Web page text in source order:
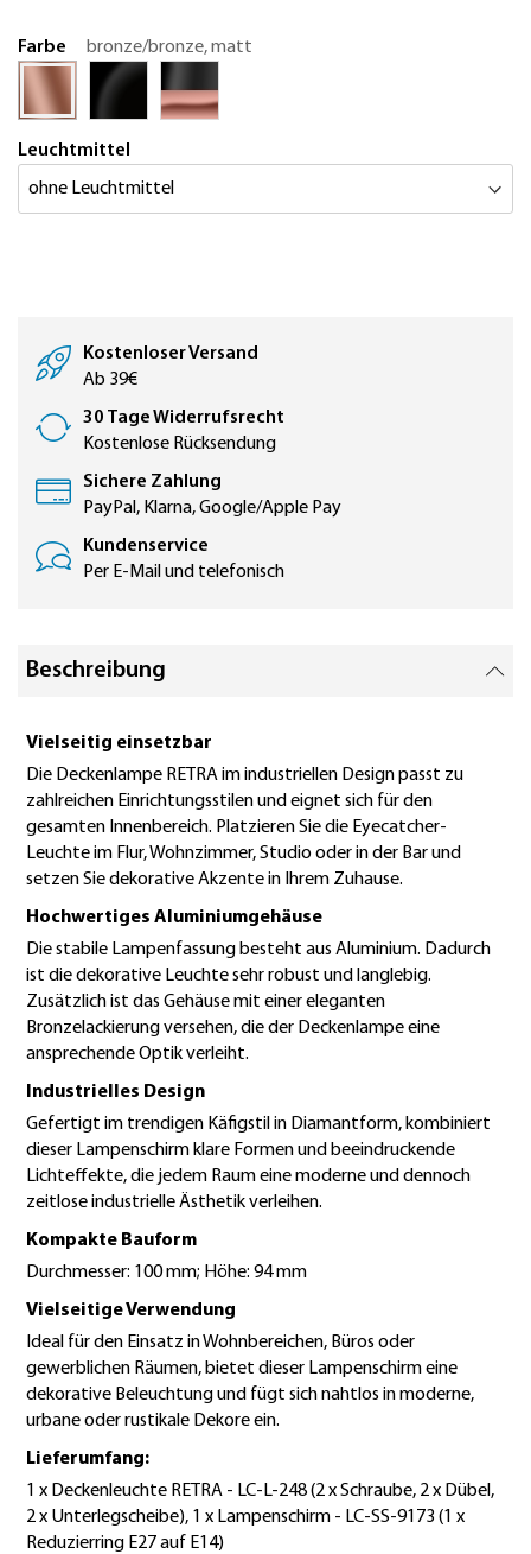
Farbe bronze/bronze, matt
Leuchtmittel
Kostenloser Versand
Ab 39€
30 Tage Widerrufsrecht
Kostenlose Rücksendung
Sichere Zahlung
PayPal, Klarna, Google/Apple Pay
Kundenservice
Per E-Mail und telefonisch
Beschreibung
Vielseitig einsetzbar
Die Deckenlampe RETRA im industriellen Design passt zu
zahlreichen Einrichtungsstilen und eignet sich für den
gesamten Innenbereich. Platzieren Sie die Eyecatcher-
Leuchte im Flur, Wohnzimmer, Studio oder in der Bar und
setzen Sie dekorative Akzente in Ihrem Zuhause.
Hochwertiges Aluminiumgehäuse
Die stabile Lampenfassung besteht aus Aluminium. Dadurch
ist die dekorative Leuchte sehr robust und langlebig.
Zusätzlich ist das Gehäuse mit einer eleganten
Bronzelackierung versehen, die der Deckenlampe eine
ansprechende Optik verleiht.
Industrielles Design
Gefertigt im trendigen Käfigstil in Diamantform, kombiniert
dieser Lampenschirm klare Formen und beeindruckende
Lichteffekte, die jedem Raum eine moderne und dennoch
zeitlose industrielle Ästhetik verleihen.
Kompakte Bauform
Durchmesser: 100 mm; Höhe: 94 mm
Vielseitige Verwendung
Ideal für den Einsatz in Wohnbereichen, Büros oder
gewerblichen Räumen, bietet dieser Lampenschirm eine
dekorative Beleuchtung und fügt sich nahtlos in moderne,
urbane oder rustikale Dekore ein.
Lieferumfang:
1 x Deckenleuchte RETRA - LC-L-248 (2 x Schraube, 2 x Dübel,
2 x Unterlegscheibe), 1 x Lampenschirm - LC-SS-9173 (1 x
Reduzierring E27 auf E14)